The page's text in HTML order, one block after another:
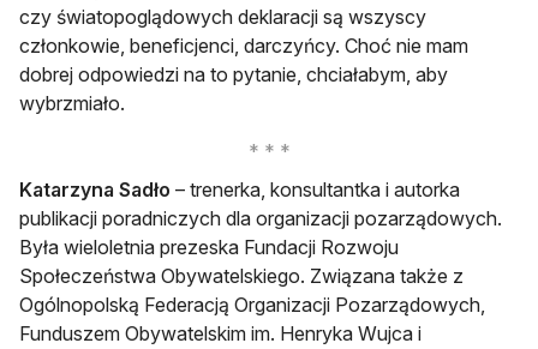
czy światopoglądowych deklaracji są wszyscy
członkowie, beneficjenci, darczyńcy. Choć nie mam
dobrej odpowiedzi na to pytanie, chciałabym, aby
wybrzmiało.
Katarzyna Sadło – trenerka, konsultantka i autorka
publikacji poradniczych dla organizacji pozarządowych.
Była wieloletnia prezeska Fundacji Rozwoju
Społeczeństwa Obywatelskiego. Związana także z
Ogólnopolską Federacją Organizacji Pozarządowych,
Funduszem Obywatelskim im. Henryka Wujca i